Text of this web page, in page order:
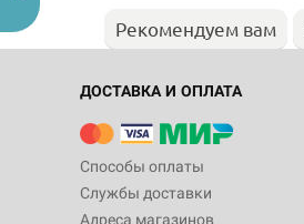
Рекомендуем вам
ДОСТАВКА И ОПЛАТА
Способы оплаты
Службы доставки
Адреса магазинов